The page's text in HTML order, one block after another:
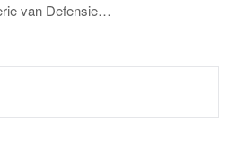
van Defensie…